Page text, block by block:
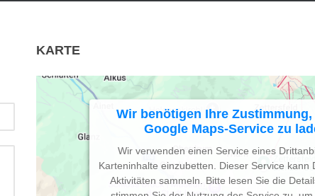
KARTE
Wir benötigen Ihre Zustimmung,
Google Maps-Service zu
Wir verwenden einen Service eines
Karteninhalte einzubetten. Dieser Service kann
Aktivitäten sammeln. Bitte lesen Sie die